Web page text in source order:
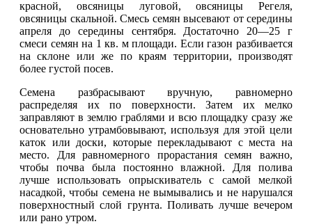
красной, овсяницы луговой, овсяницы Регеля,
овсяницы скальной. Смесь семян высевают от середины
апреля до середины сентября. Достаточно 20—25 г
смеси семян на 1 кв. м площади. Если газон разбивается
на склоне или же по краям территории, производят
более густой посев.
Семена разбрасывают вручную, равномерно
распределяя их по поверхности. Затем их мелко
заправляют в землю граблями и всю площадку сразу же
основательно утрамбовывают, используя для этой цели
каток или доски, которые перекладывают с места на
место. Для равномерного прорастания семян важно,
чтобы почва была постоянно влажной. Для полива
лучше использовать опрыскиватель с самой мелкой
насадкой, чтобы семена не вымывались и не нарушался
поверхностный слой грунта. Поливать лучше вечером
или рано утром.